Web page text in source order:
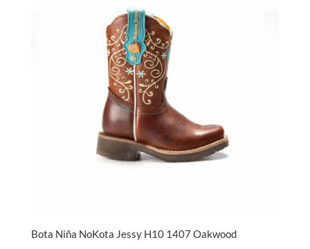
Bota Niña NoKota Jessy H10 1407 Oakwood